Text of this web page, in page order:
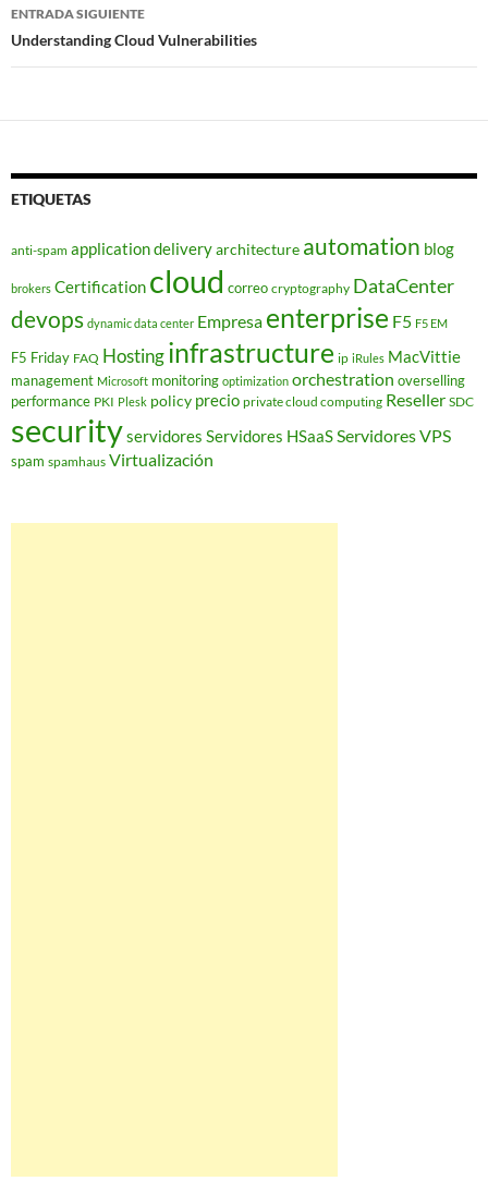
ENTRADA SIGUIENTE
Understanding Cloud Vulnerabilities
ETIQUETAS
anti-spam application deliveryarchitecture automation blog
brokers Certification cloud correo cryptography DataCenter
devops dynamic data center Empresa enterprise F5 F5 EM
F5 Friday FAQ Hostinginfrastructure ip iRules MacVittie
management Microsoft monitoring optimization orchestration overselling
performance PKI Plesk policy precio private cloud computing Reseller SDC
securityservidores Servidores HSaaSServidores VPS
spam spamhaus Virtualización